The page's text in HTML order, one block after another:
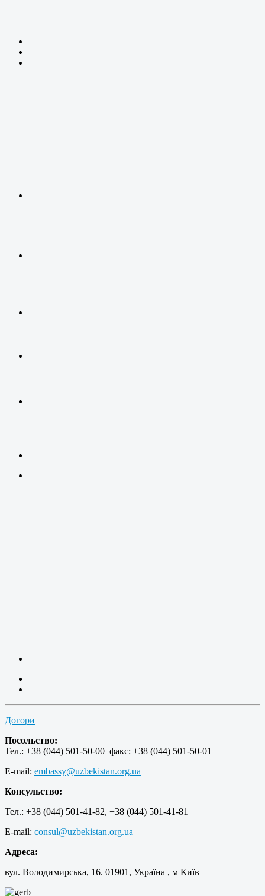
Догори
Посольство:
Тел.: +38 (044) 501-50-00 факс: +38 (044) 501-50-01
E-mail: embassy@uzbekistan.org.ua
Консульство:
Тел.: +38 (044) 501-41-82, +38 (044) 501-41-81
E-mail: consul@uzbekistan.org.ua
Адреса:
вул. Володимирська, 16. 01901, Україна , м Київ